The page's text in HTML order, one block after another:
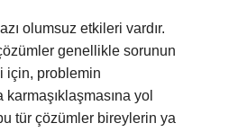
olumsuz etkileri vardır.
genellikle sorunun
için, problemin
yol
tür çözümler bireylerin ya